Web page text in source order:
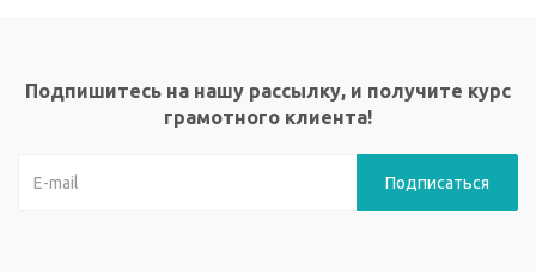
Подпишитесь на нашу рассылку, и получите курс
грамотного клиента!